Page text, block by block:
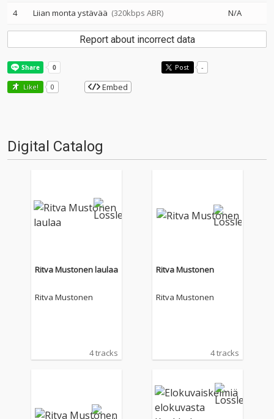
4
Liian monta ystävää (320kbps ABR) N/A
Report about incorrect data
Post -
Like! 0 Embed
Digital Catalog
Ritva Mustonen laulaa
Ritva Mustonen
4 tracks
Ritva Mustonen
Ritva Mustonen
4 tracks